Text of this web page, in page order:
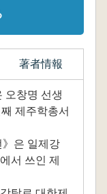
著者情報
오창명 선생
제주학총서
》은 일제강
서 쓰인 제